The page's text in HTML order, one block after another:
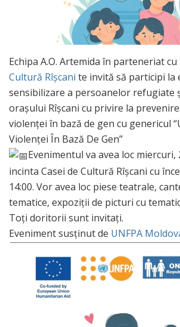
Echipa A.O. Artemida în parteneriat cu
Cultură Rîşcani te invită să participi la
sensibilizare a persoanelor refugiate
orașului Rîșcani cu privire la
violenței în bază de gen cu genericul
Violenței În Bază De Gen”
Evenimentul va avea loc
incinta Casei de Cultură Rîșcani cu
14:00. Vor avea loc piese teatrale,
tematice, expoziții de picturi cu
Toți doritorii sunt invitați.
Eveniment susținut de UNFPA